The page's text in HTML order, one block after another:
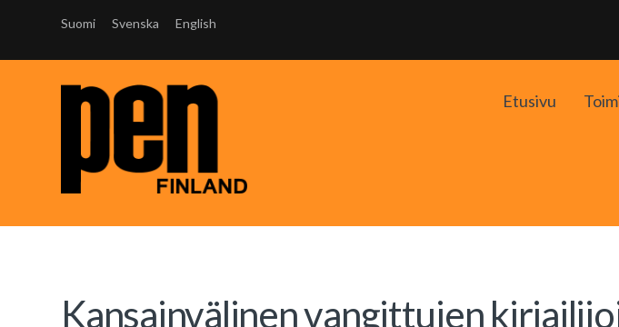
Suomi Svenska English
Etusivu
Kansainvälinen vangittujen